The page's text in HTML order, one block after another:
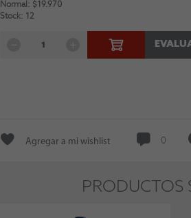
Normal: $19.970
Stock: 12
Agregar a mi wishlist 0
PRODUCTOS